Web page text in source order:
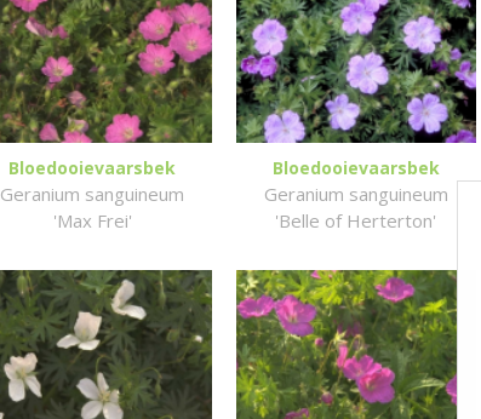
Bloedooievaarsbek
Geranium sanguineum
'Max Frei'
Bloedooievaarsbek
Geranium sanguineum
'Belle of Herterton'